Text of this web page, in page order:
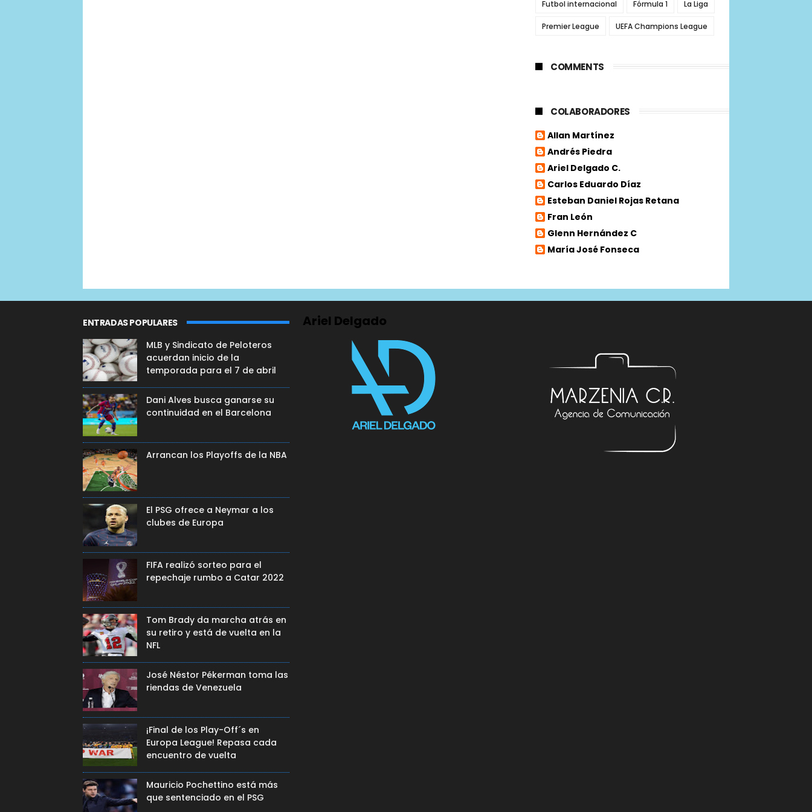
Futbol internacional Fórmula 1 La Liga
Premier League UEFA Champions League
COMMENTS
COLABORADORES
Allan Martínez
Andrés Piedra
Ariel Delgado C.
Carlos Eduardo Díaz
Esteban Daniel Rojas Retana
Fran León
Glenn Hernández C
María José Fonseca
ENTRADAS POPULARES
MLB y Sindicato de Peloteros
acuerdan inicio de la
temporada para el 7 de abril
Dani Alves busca ganarse su
continuidad en el Barcelona
Arrancan los Playoffs de la NBA
El PSG ofrece a Neymar a los
clubes de Europa
FIFA realizó sorteo para el
repechaje rumbo a Catar 2022
Tom Brady da marcha atrás en
su retiro y está de vuelta en la
NFL
José Néstor Pékerman toma las
riendas de Venezuela
¡Final de los Play-Off´s en
Europa League! Repasa cada
encuentro de vuelta
Mauricio Pochettino está más
que sentenciado en el PSG
Ariel Delgado